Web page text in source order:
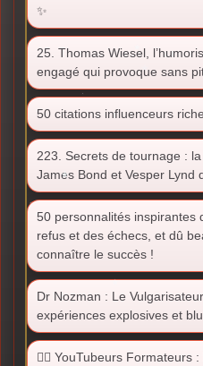
✨
25. Thomas Wiesel,
engagé qui provoque sans
50 citations influenceurs
223. Secrets de tournage :
James Bond et Vesper Lynd
50 personnalités inspirantes
refus et des échecs, et dû
connaître le succès !
Dr Nozman : Le
expériences explosives et
🕵️‍♂️ YouTubeurs Formateurs